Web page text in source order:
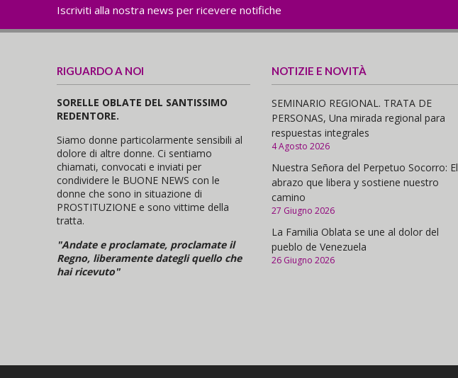
Iscriviti alla nostra news per ricevere notifiche
RIGUARDO A NOI
SORELLE OBLATE DEL SANTISSIMO
REDENTORE.
Siamo donne particolarmente sensibili al
dolore di altre donne. Ci sentiamo
chiamati, convocati e inviati per
condividere le BUONE NEWS con le
donne che sono in situazione di
PROSTITUZIONE e sono vittime della
tratta.
"Andate e proclamate, proclamate il
Regno, liberamente dategli quello che
hai ricevuto"
NOTIZIE E NOVITÀ
SEMINARIO REGIONAL. TRATA DE
PERSONAS, Una mirada regional para
respuestas integrales
4 Agosto 2026
Nuestra Señora del Perpetuo Socorro: El
abrazo que libera y sostiene nuestro
camino
27 Giugno 2026
La Familia Oblata se une al dolor del
pueblo de Venezuela
26 Giugno 2026